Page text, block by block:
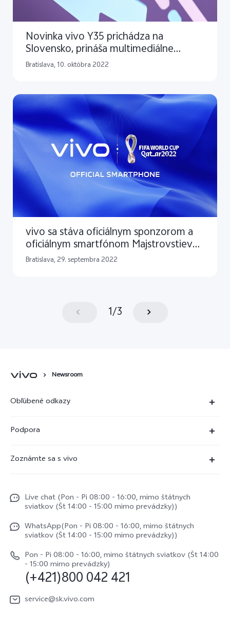
Novinka vivo Y35 prichádza na
Slovensko, prináša multimediálne
funkcie a dlhú výdrž za priaznivú cenu
Bratislava, 10. októbra 2022
vivo sa stáva oficiálnym sponzorom a
oficiálnym smartfónom Majstrovstiev
sveta FIFA v Katare 2022™
Bratislava, 29. septembra 2022
1/3
Newsroom
Obľúbené odkazy
V29
Y36
Y33s
Y01
Všetky modely
Podpora
Overenie IMEI
Aktualizácia systému
Užívateľský manuál
Zapisnik nadogradnje
Záručné podmienky
Servisná služba
Zoznámte sa s vivo
Život vo vivo
O nás
Právne upozornenie
Udržateľnosť
Centrum ochrany osobných údajov vivo
Live chat (Pon - Pi 08:00 - 16:00, mimo štátnych
sviatkov (Št 14:00 - 15:00 mimo prevádzky))
WhatsApp(Pon - Pi 08:00 - 16:00, mimo štátnych
sviatkov (Št 14:00 - 15:00 mimo prevádzky))
Pon - Pi 08:00 - 16:00, mimo štátnych sviatkov (Št 14:00
- 15:00 mimo prevádzky)
(+421)800 042 421
service@sk.vivo.com